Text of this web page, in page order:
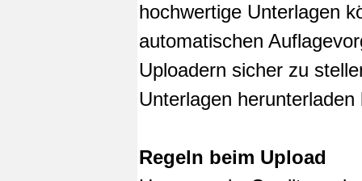
hochwertige Unterlagen
automatischen
Uploadern sicher zu
Unterlagen herunterladen
Regeln beim Upload